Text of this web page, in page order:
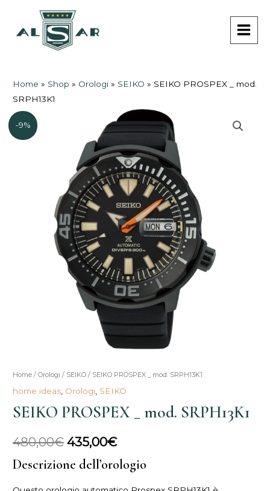
contenuto
Home » Shop » Orologi » SEIKO » SEIKO PROSPEX _ mod.
SRPH13K1
-9%
Home /Orologi / SEIKO / SEIKO PROSPEX _ mod. SRPH13K1
home ideas Orologi SEIKO
SEIKO PROSPEX _ mod. SRPH13K1
480,00€
Il
era:
480,00€.
435,00€
Il
è:
435,00€.
Descrizione dell’orologio
SEIKO
PROSPEX
_
mod.
SRPH13K1
quantità